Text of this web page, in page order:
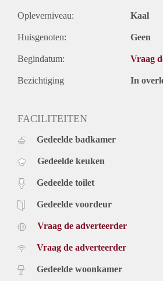
Opleverniveau: Kaal
Huisgenoten: Geen
Begindatum: Vraag
Bezichtiging In
FACILITEITEN
Gedeelde badkamer
Gedeelde keuken
Gedeelde toilet
Gedeelde voordeur
Vraag de adverteerder
Vraag de adverteerder
Gedeelde woonkamer